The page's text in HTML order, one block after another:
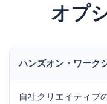
オプ
ハンズオン・ワーク
自社クリエイティブ